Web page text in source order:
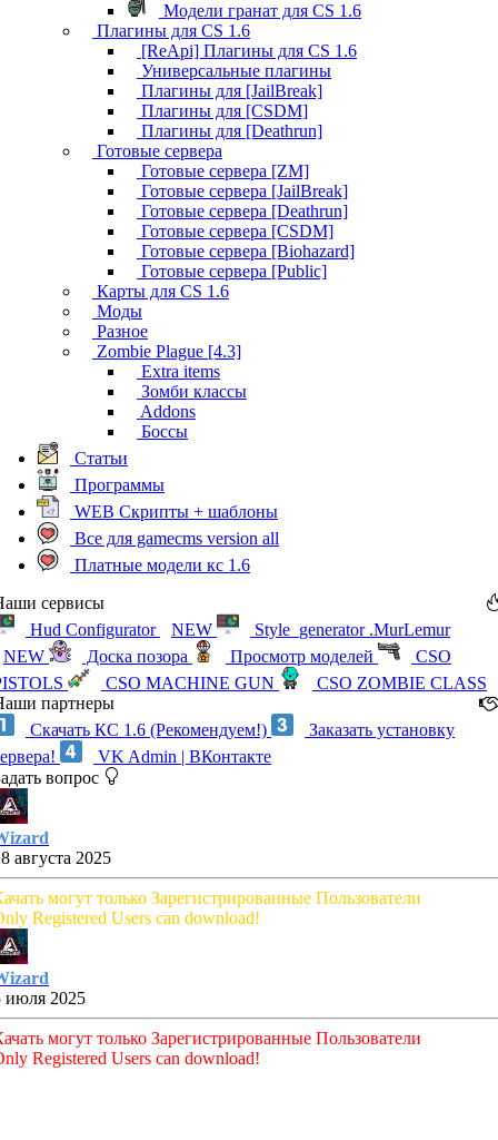
Модели гранат для CS 1.6
Плагины для CS 1.6
[ReApi] Плагины для CS 1.6
Универсальные плагины
Плагины для [JailBreak]
Плагины для [CSDM]
Плагины для [Deathrun]
Готовые сервера
Готовые сервера [ZM]
Готовые сервера [JailBreak]
Готовые сервера [Deathrun]
Готовые сервера [CSDM]
Готовые сервера [Biohazard]
Готовые сервера [Public]
Карты для CS 1.6
Моды
Разное
Zombie Plague [4.3]
Extra items
Зомби классы
Addons
Боссы
Статьи
Программы
WEB Скрипты + шаблоны
Все для gamecms version all
Платные модели кс 1.6
сервисы
Hud Configurator
NEW
Style_generator .MurLemur
NEW
Доска позора Просмотр моделей
CSO
CSO MACHINE GUN
CSO ZOMBIE CLASS
партнеры
Скачать КС 1.6 (Рекомендуем!)
Заказать установку
VK Admin | ВКонтакте
вопрос
августа 2025
могут только Зарегистрированные Пользователи
Registered Users can download!
июля 2025
могут только Зарегистрированные Пользователи
Registered Users can download!